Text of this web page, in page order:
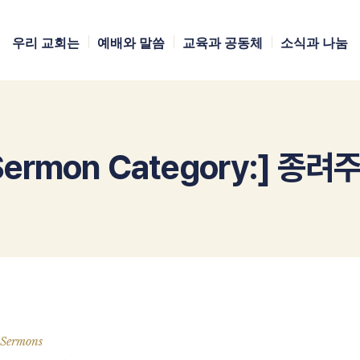
우리 교회는 예배와 말씀 교육과 공동체 소식과 나눔
Category:] 종려
Sermons